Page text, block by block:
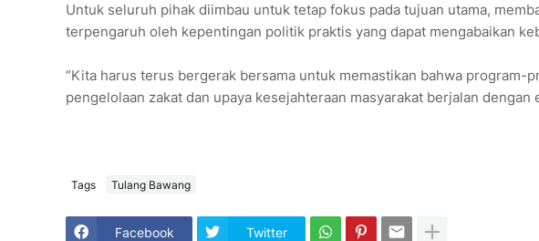
Untuk seluruh pihak diimbau untuk tetap fokus pada tujuan utama,
terpengaruh oleh kepentingan politik praktis yang dapat mengabaikan
“Kita harus terus bergerak bersama untuk memastikan bahwa program-
pengelolaan zakat dan upaya kesejahteraan masyarakat berjalan dengan
Tags Tulang Bawang
Facebook Twitter